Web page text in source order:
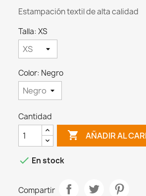
Estampación textil de alta calidad
Talla: XS
Color: Negro
Cantidad
 AÑADIR AL
 En stock
Compartir